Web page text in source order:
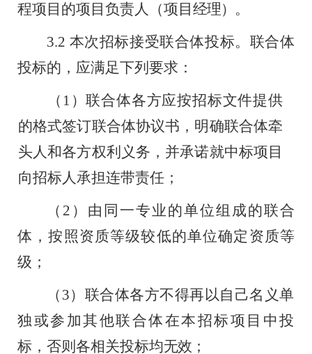
程项目的项目负责人（项目经理）。
3.2 本次招标接受联合体投标。联合体
投标的，应满足下列要求：
（ 1 ）联合体各方应按招标文件提供
的格式签订联合体协议书，明确联合体牵
头人和各方权利义务 ， 并承诺就中标项目
向招标人承担连带责任；
（ 2 ）由同一专业的单位组成的联合
体，按照资质等级较低的单位确定资质等
级；
（ 3）联合体各方不得再以自己名义单
独或参加其他联合体在本招标项目中投
标，否则各相关投标均无效；